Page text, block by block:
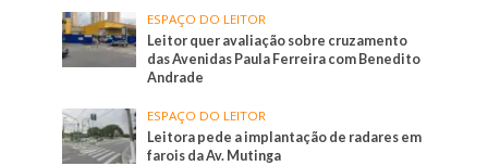
ESPAÇO DO LEITOR
Leitor quer avaliação sobre cruzamento
das Avenidas Paula Ferreira com Benedito
Andrade
ESPAÇO DO LEITOR
Leitora pede a implantação de radares em
farois da Av. Mutinga